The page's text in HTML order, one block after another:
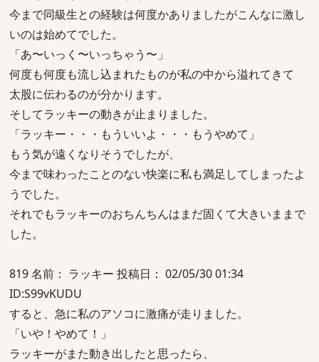
今まで同級生との経験は何度かありましたがこんなに激し
いのは始めてでした。
「あ〜いっく〜いっちゃう〜」
何度も何度も流し込まれたものが私の中から溢れてきて
太股に伝わるのが分かります。
そしてラッキーの動きが止まりました。
「ラッキー・・・もういいよ・・・もうやめて」
もう気が遠くなりそうでしたが、
今まで味わったことのない快楽に私も満足してしまったよ
うでした。
それでもラッキーのおちんちんはまだ固くて大きいままで
した。
819 名前： ラッキー 投稿日： 02/05/30 01:34
ID:S99vKUDU
すると、急に私のアソコに激痛が走りました。
「いや！やめて！」
ラッキーがまた動き出したと思ったら、